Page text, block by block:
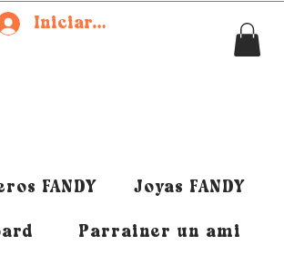
Iniciar sesión
FANDY Joyas FANDY
Parrainer un ami